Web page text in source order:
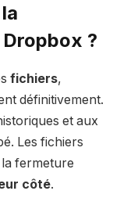
?
fichiers,
définitivement.
et aux
Les fichiers
la fermeture
côté.